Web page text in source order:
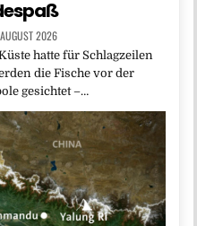
2026
hatte für Schlagzeilen
die Fische vor der
gesichtet –…